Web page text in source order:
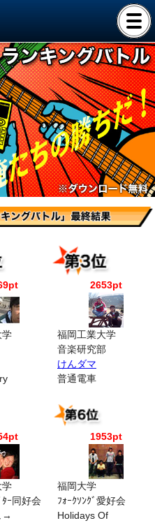
学
2653pt
福岡工業大学
音楽研究部
けんダマ
普通電車
学
ﾀｰ同好会
→
1953pt
福岡大学
ﾌｫｰｸｿﾝｸﾞ愛好会
Holidays Of